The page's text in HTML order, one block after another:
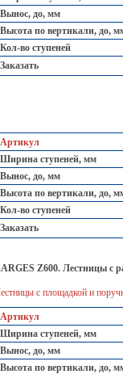
Вынос, до, мм
Высота по вертикали, до,
Кол-во ступеней
Заказать
Артикул
Ширина ступеней, мм
Вынос, до, мм
Высота по вертикали, до,
Кол-во ступеней
Заказать
Z600. Лестницы с
с площадкой и
Артикул
Ширина ступеней, мм
Вынос, до, мм
Высота по вертикали, до,